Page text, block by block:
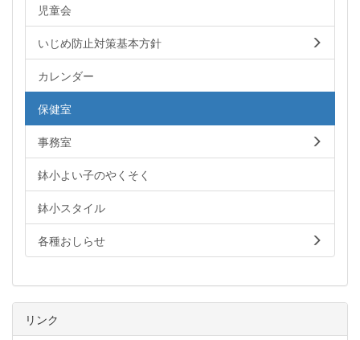
児童会
いじめ防止対策基本方針
カレンダー
保健室
事務室
鉢小よい子のやくそく
鉢小スタイル
各種おしらせ
リンク